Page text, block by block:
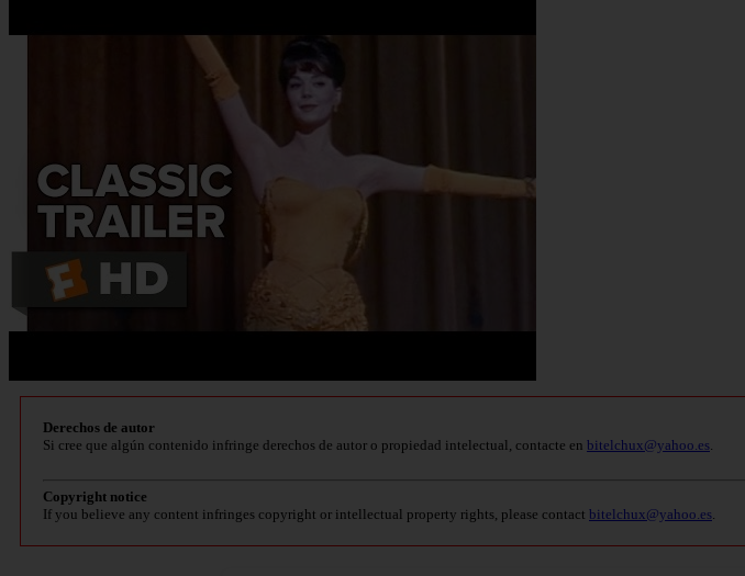
Derechos de autor
Si cree que algún contenido infringe derechos de autor o propiedad intelectual, contacte en bitelchux@yahoo.es.
Copyright notice
If you believe any content infringes copyright or intellectual property rights, please contact bitelchux@yahoo.es.